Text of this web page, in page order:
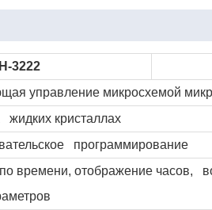
3222
управление микросхемой
кристаллах
программирование
времени, отображение часов,